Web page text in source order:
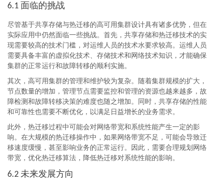
6.1 面临的挑战
尽管基于共享存储与热迁移的高可用集群设计具有诸多优势，但在
实际应用中仍然面临一些挑战。首先，共享存储和热迁移技术的实
现需要较高的技术门槛，对运维人员的技术水要求较高。运维人员
需要具备丰富的虚拟化技术、存储技术和网络技术知识，才能确保
集群的正常运行和故障转移的顺利实施。
其次，高可用集群的管理和维护较为复杂。随着集群规模的扩大，
节点数量的增加，管理节点需要监控和管理的资源也越来越多，故
障检测和故障转移决策的难度也随之增加。同时，共享存储的性能
和可靠性也需要不断优化，以满足日益增长的业务需求。
此外，热迁移过程中可能会对网络带宽和系统性能产生一定的影
响。在大规模的热迁移操作中，如果网络带宽不足，可能会导致迁
移速度缓慢，甚至影响业务的正常运行。因此，需要合理规划网络
带宽，优化热迁移算法，降低热迁移对系统性能的影响。
6.2 未来发展方向